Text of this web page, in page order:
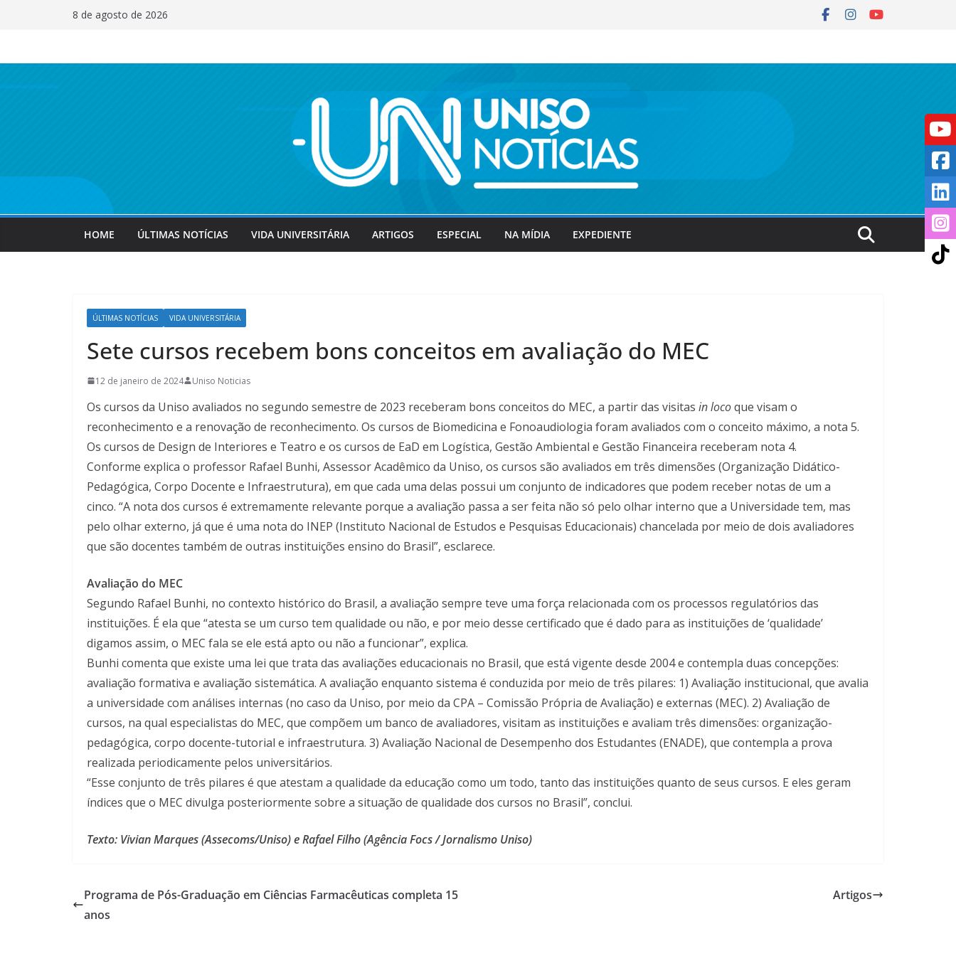
8 de agosto de 2026
HOME ÚLTIMAS NOTÍCIAS VIDA UNIVERSITÁRIA ARTIGOS ESPECIAL NA MÍDIA EXPEDIENTE
ÚLTIMAS NOTÍCIAS VIDA UNIVERSITÁRIA
Sete cursos recebem bons conceitos em avaliação do MEC
12 de janeiro de 2024 Uniso Noticias
Os cursos da Uniso avaliados no segundo semestre de 2023 receberam bons conceitos do MEC, a partir das visitas in locoque visam o
reconhecimento e a renovação de reconhecimento. Os cursos de Biomedicina e Fonoaudiologia foram avaliados com o conceito máximo, a nota 5.
Os cursos de Design de Interiores e Teatro e os cursos de EaD em Logística, Gestão Ambiental e Gestão Financeira receberam nota 4.
Conforme explica o professor Rafael Bunhi, Assessor Acadêmico da Uniso, os cursos são avaliados em três dimensões (Organização Didático-
Pedagógica, Corpo Docente e Infraestrutura), em que cada uma delas possui um conjunto de indicadores que podem receber notas de um a
cinco. “A nota dos cursos é extremamente relevante porque a avaliação passa a ser feita não só pelo olhar interno que a Universidade tem, mas
pelo olhar externo, já que é uma nota do INEP (Instituto Nacional de Estudos e Pesquisas Educacionais) chancelada por meio de dois avaliadores
que são docentes também de outras instituições ensino do Brasil”, esclarece.
Avaliação do MEC
Segundo Rafael Bunhi, no contexto histórico do Brasil, a avaliação sempre teve uma força relacionada com os processos regulatórios das
instituições. É ela que “atesta se um curso tem qualidade ou não, e por meio desse certificado que é dado para as instituições de ‘qualidade’
digamos assim, o MEC fala se ele está apto ou não a funcionar”, explica.
Bunhi comenta que existe uma lei que trata das avaliações educacionais no Brasil, que está vigente desde 2004 e contempla duas concepções:
avaliação formativa e avaliação sistemática. A avaliação enquanto sistema é conduzida por meio de três pilares: 1) Avaliação institucional, que avalia
a universidade com análises internas (no caso da Uniso, por meio da CPA – Comissão Própria de Avaliação) e externas (MEC). 2) Avaliação de
cursos, na qual especialistas do MEC, que compõem um banco de avaliadores, visitam as instituições e avaliam três dimensões: organização-
pedagógica, corpo docente-tutorial e infraestrutura. 3) Avaliação Nacional de Desempenho dos Estudantes (ENADE), que contempla a prova
realizada periodicamente pelos universitários.
“Esse conjunto de três pilares é que atestam a qualidade da educação como um todo, tanto das instituições quanto de seus cursos. E eles geram
índices que o MEC divulga posteriormente sobre a situação de qualidade dos cursos no Brasil”, conclui.
Texto: Vivian Marques (Assecoms/Uniso) e Rafael Filho (Agência Focs / Jornalismo Uniso)
Programa de Pós-Graduação em Ciências Farmacêuticas completa 15
anos
Artigos